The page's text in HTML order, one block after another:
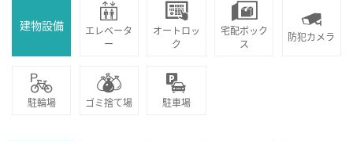
建物設備
エレベータ
ー
オートロッ
ク
宅配ボック
ス
防犯カメラ
駐輪場 ゴミ捨て場 駐車場